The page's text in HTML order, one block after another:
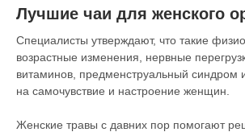
Лучшие чаи для женского
Специалисты утверждают, что такие
возрастные изменения, нервные
витаминов, предменструальный синдром
на самочувствие и настроение женщин.
Женские травы с давних пор помогают